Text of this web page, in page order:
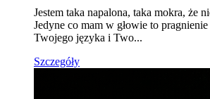
Jestem taka napalona, taka mokra, że
Jedyne co mam w głowie to
Twojego języka i Two...
Szczegóły